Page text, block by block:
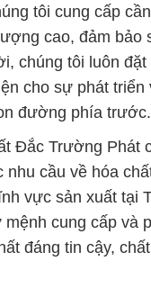
tôi cung cấp
cao, đảm bảo
chúng tôi luôn
cho sự phát triển
đường phía trước.
Đắc Trường Phát
nhu cầu về hóa
vực sản xuất tại
mệnh cung cấp và
đáng tin cậy,